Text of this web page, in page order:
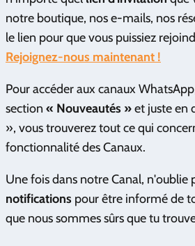
notre boutique, nos e-mails, nos
le lien pour que vous puissiez
Rejoignez-nous maintenant !
Pour accéder aux canaux
section « Nouveautés »et juste en
», vous trouverez tout ce qui
fonctionnalité des Canaux.
Une fois dans notre Canal, n'oublie
notifications pour être informé de
que nous sommes sûrs que tu